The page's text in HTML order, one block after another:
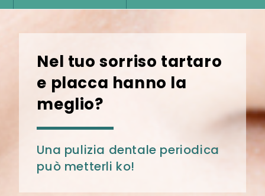
Nel tuo sorriso tartaro
e placca hanno la
meglio?
Una pulizia dentale periodica
può metterli ko!